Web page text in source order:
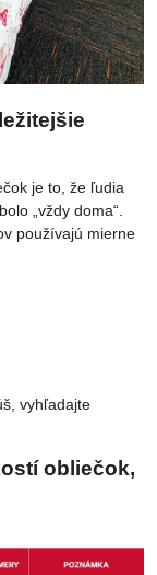
je to, že ľudia
„vždy doma“.
používajú mierne
vyhľadajte
obliečok,